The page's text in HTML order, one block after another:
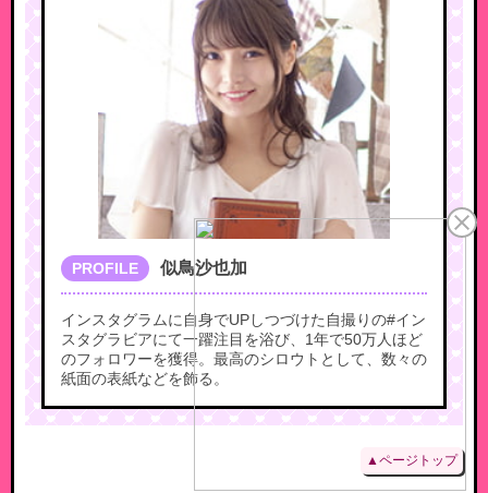
PROFILE 似鳥沙也加
インスタグラムに自身でUPしつづけた自撮りの#イン
スタグラビアにて一躍注目を浴び、1年で50万人ほど
のフォロワーを獲得。最高のシロウトとして、数々の
紙面の表紙などを飾る。
▲ページトップ